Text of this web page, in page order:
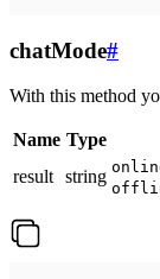
chatMode#
With this method
Name Type
result string